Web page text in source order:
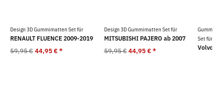
Design 3D Gummimatten Set für
RENAULT FLUENCE 2009-2019
59,95 € 44,95 €*
Design 3D Gummimatten Set für
MITSUBISHI PAJERO ab 2007
59,95 € 44,95 €*
Set für
Volvo